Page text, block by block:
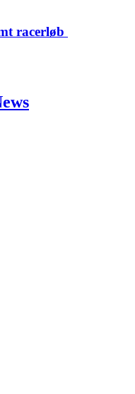
racerløb